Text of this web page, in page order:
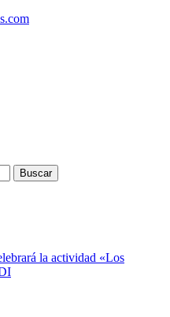
la actividad «Los